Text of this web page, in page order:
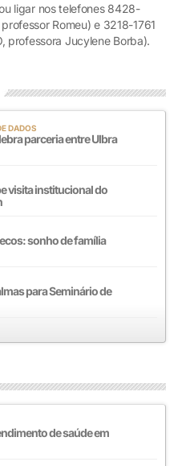
ligar nos telefones 8428-
Romeu) e 3218-1761
professora Jucylene Borba).
DADOS
parceria entre Ulbra
visita institucional do
sonho de família
para Seminário de
de saúde em